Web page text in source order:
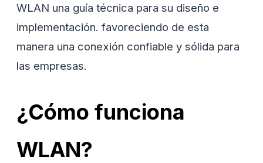
WLAN una guía técnica para su diseño e
implementación. favoreciendo de esta
manera una conexión confiable y sólida para
las empresas.
¿Cómo funciona
WLAN?